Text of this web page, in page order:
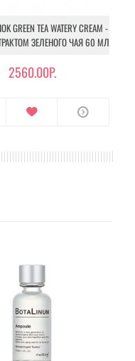
GREEN TEA WATERY CREAM -
ЗЕЛЕНОГО ЧАЯ 60 МЛ
2560.00Р.